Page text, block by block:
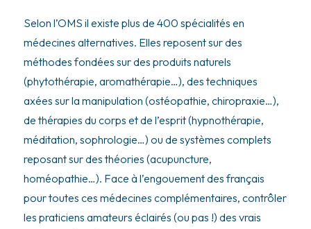
Selon l’OMS il existe plus de 400 spécialités en
médecines alternatives. Elles reposent sur des
méthodes fondées sur des produits naturels
(phytothérapie, aromathérapie…), des techniques
axées sur la manipulation (ostéopathie, chiropraxie…),
de thérapies du corps et de l’esprit (hypnothérapie,
méditation, sophrologie…) ou de systèmes complets
reposant sur des théories (acupuncture,
homéopathie…). Face à l’engouement des français
pour toutes ces médecines complémentaires, contrôler
les praticiens amateurs éclairés (ou pas !) des vrais